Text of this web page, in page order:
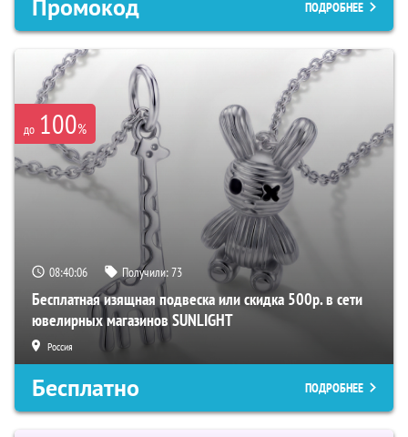
Промокод ПОДРОБНЕЕ
до 100%
08:40:05 Получили:73
Бесплатная изящная подвеска или скидка 500р. в сети
ювелирных магазинов SUNLIGHT
Россия
Бесплатно ПОДРОБНЕЕ